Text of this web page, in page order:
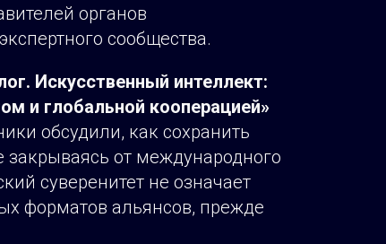
органов
сообщества.
Искусственный интеллект:
и глобальной кооперацией»
обсудили, как сохранить
закрываясь от международного
суверенитет не означает
форматов альянсов, прежде